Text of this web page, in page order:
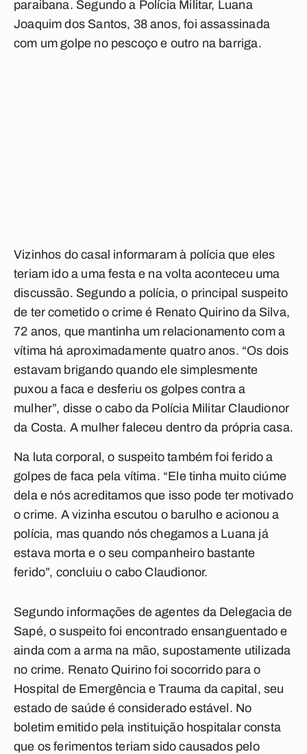
paraibana. Segundo a Polícia Militar, Luana
Joaquim dos Santos, 38 anos, foi assassinada
com um golpe no pescoço e outro na barriga.
Vizinhos do casal informaram à polícia que eles
teriam ido a uma festa e na volta aconteceu uma
discussão. Segundo a polícia, o principal suspeito
de ter cometido o crime é Renato Quirino da Silva,
72 anos, que mantinha um relacionamento com a
vítima há aproximadamente quatro anos. “Os dois
estavam brigando quando ele simplesmente
puxou a faca e desferiu os golpes contra a
mulher”, disse o cabo da Polícia Militar Claudionor
da Costa. A mulher faleceu dentro da própria casa.
Na luta corporal, o suspeito também foi ferido a
golpes de faca pela vítima. “Ele tinha muito ciúme
dela e nós acreditamos que isso pode ter motivado
o crime. A vizinha escutou o barulho e acionou a
polícia, mas quando nós chegamos a Luana já
estava morta e o seu companheiro bastante
ferido”, concluiu o cabo Claudionor.
Segundo informações de agentes da Delegacia de
Sapé, o suspeito foi encontrado ensanguentado e
ainda com a arma na mão, supostamente utilizada
no crime. Renato Quirino foi socorrido para o
Hospital de Emergência e Trauma da capital, seu
estado de saúde é considerado estável. No
boletim emitido pela instituição hospitalar consta
que os ferimentos teriam sido causados pelo